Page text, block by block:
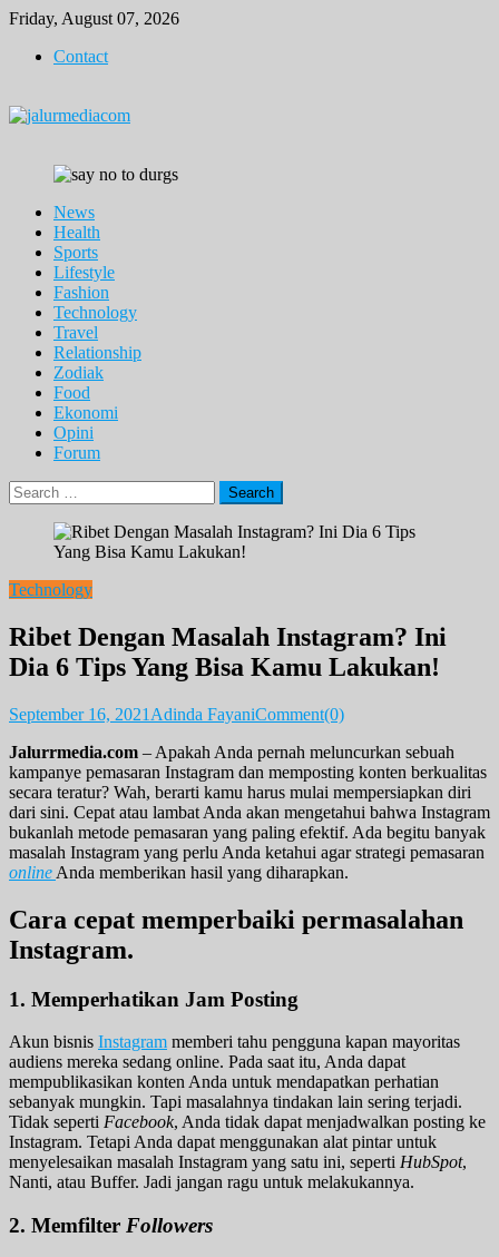
Skip
content
Friday, August 07, 2026
Contact
News
Health
Sports
Lifestyle
Fashion
Technology
Travel
Relationship
Zodiak
Food
Ekonomi
Opini
Forum
Search
for:
Technology
Ribet Dengan Masalah Instagram? Ini
Dia 6 Tips Yang Bisa Kamu Lakukan!
September 16, 2021 Adinda FayaniComment(0)
Jalurrmedia.com – Apakah Anda pernah meluncurkan sebuah
kampanye pemasaran Instagram dan memposting konten berkualitas
secara teratur? Wah, berarti kamu harus mulai mempersiapkan diri
dari sini. Cepat atau lambat Anda akan mengetahui bahwa Instagram
bukanlah metode pemasaran yang paling efektif. Ada begitu banyak
masalah Instagram yang perlu Anda ketahui agar strategi pemasaran
online Anda memberikan hasil yang diharapkan.
Cara cepat memperbaiki permasalahan
Instagram.
1. Memperhatikan Jam Posting
Akun bisnis Instagram memberi tahu pengguna kapan mayoritas
audiens mereka sedang online. Pada saat itu, Anda dapat
mempublikasikan konten Anda untuk mendapatkan perhatian
sebanyak mungkin. Tapi masalahnya tindakan lain sering terjadi.
Tidak seperti Facebook, Anda tidak dapat menjadwalkan posting ke
Instagram. Tetapi Anda dapat menggunakan alat pintar untuk
menyelesaikan masalah Instagram yang satu ini, seperti HubSpot,
Nanti, atau Buffer. Jadi jangan ragu untuk melakukannya.
2. Memfilter Followers